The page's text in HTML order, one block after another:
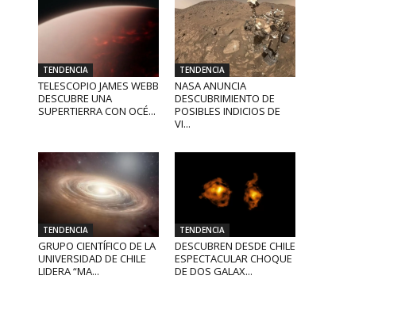
TENDENCIA
TELESCOPIO JAMES WEBB
DESCUBRE UNA
SUPERTIERRA CON OCÉ...
TENDENCIA
NASA ANUNCIA
DESCUBRIMIENTO DE
POSIBLES INDICIOS DE
VI...
TENDENCIA
GRUPO CIENTÍFICO DE LA
UNIVERSIDAD DE CHILE
LIDERA “MA...
TENDENCIA
DESCUBREN DESDE CHILE
ESPECTACULAR CHOQUE
DE DOS GALAX...